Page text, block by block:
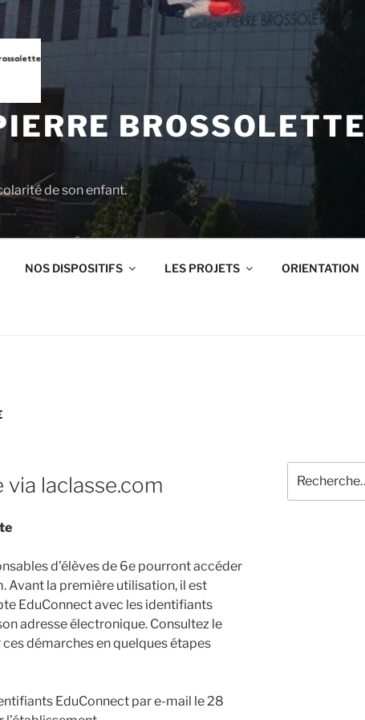
de son enfant.
NOS DISPOSITIFS LES PROJETS ORIENTATION
laclasse.com
d’élèves de 6e pourront accéder
Avant la première utilisation, il est
EduConnect avec les identifiants
adresse électronique. Consultez le
démarches en quelques étapes
EduConnect par e-mail le 28
pour
: